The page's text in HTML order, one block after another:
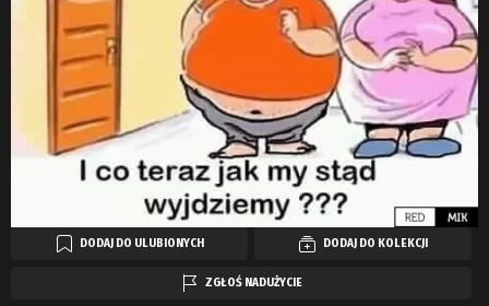
DODAJ DO ULUBIONYCH DODAJ DO KOLEKCJI
ZGŁOŚ NADUŻYCIE